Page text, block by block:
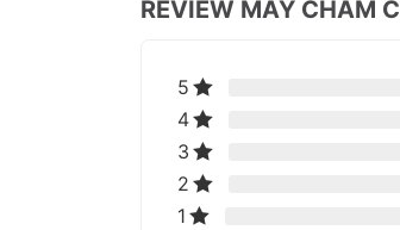
REVIEW MÁY CHẤM
5
4
3
2
1